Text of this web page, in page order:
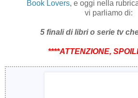
Book Lovers, e oggi nella
vi parliamo di:
5 finali di libri o serie tv
****ATTENZIONE,